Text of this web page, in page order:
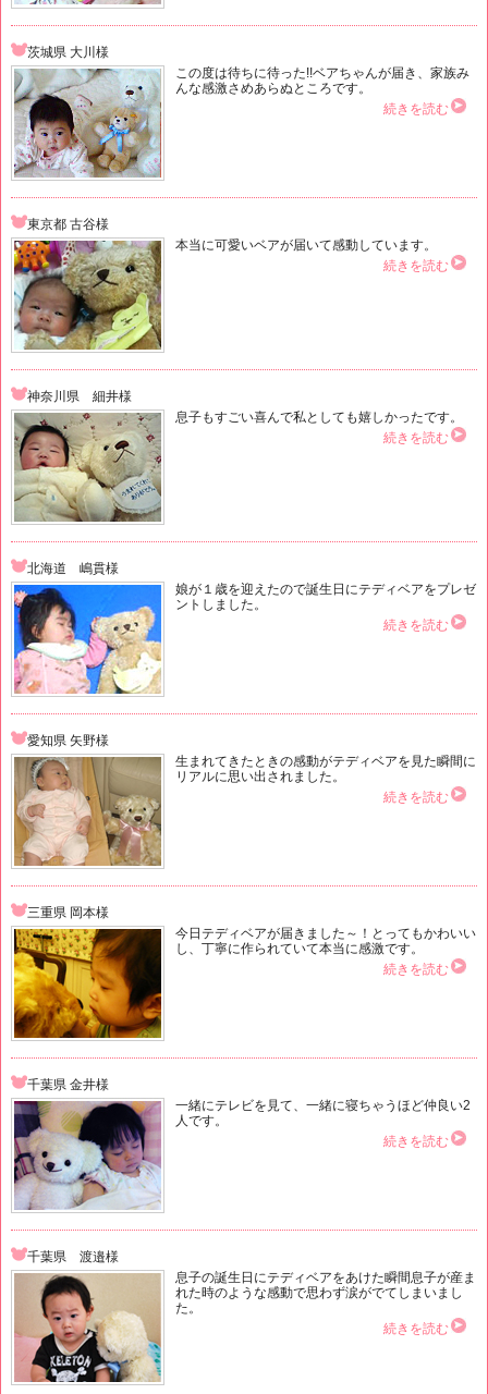
茨城県 大川様
この度は待ちに待った!!ベアちゃんが届き、家族み
んな感激さめあらぬところです。
続きを読む
東京都 古谷様
本当に可愛いベアが届いて感動しています。
続きを読む
神奈川県 細井様
息子もすごい喜んで私としても嬉しかったです。
続きを読む
北海道 嶋貫様
娘が１歳を迎えたので誕生日にテディベアをプレゼ
ントしました。
続きを読む
愛知県 矢野様
生まれてきたときの感動がテディベアを見た瞬間に
リアルに思い出されました。
続きを読む
三重県 岡本様
今日テディベアが届きました～！とってもかわいい
し、丁寧に作られていて本当に感激です。
続きを読む
千葉県 金井様
一緒にテレビを見て、一緒に寝ちゃうほど仲良い2
人です。
続きを読む
千葉県 渡邉様
息子の誕生日にテディベアをあけた瞬間息子が産ま
れた時のような感動で思わず涙がでてしまいまし
た。
続きを読む